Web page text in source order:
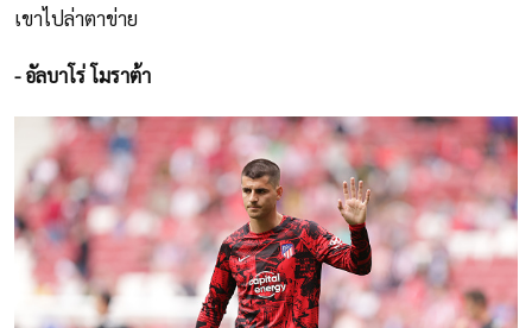
เขาไปล่าตาข่าย
- อัลบาโร่ โมราต้า